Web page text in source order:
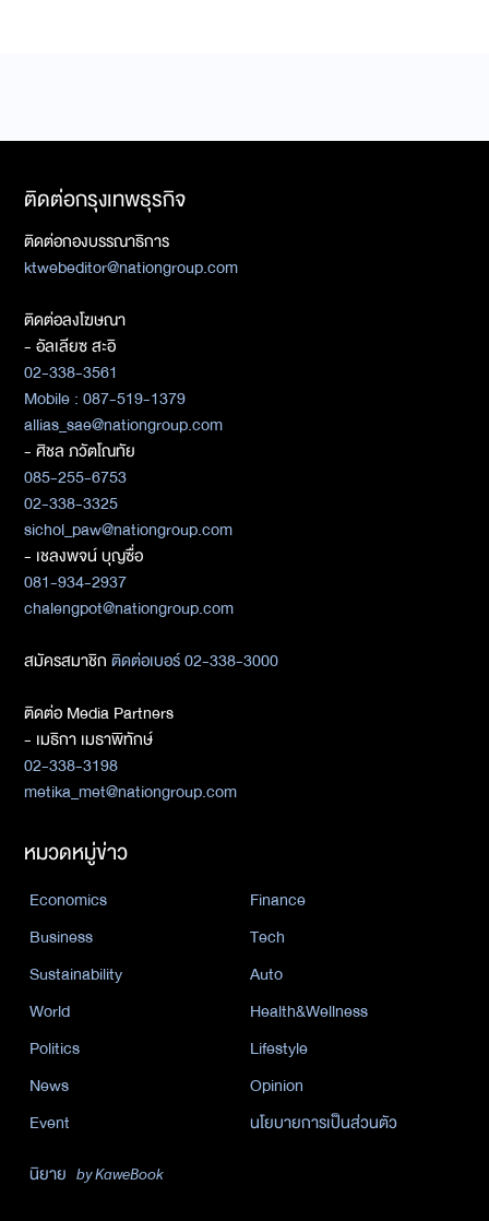
ติดต่อกรุงเทพธุรกิจ
ติดต่อกองบรรณาธิการ
ktwebeditor@nationgroup.com
ติดต่อลงโฆษณา
- อัลเลียซ สะอิ
02-338-3561
Mobile : 087-519-1379
allias_sae@nationgroup.com
- ศิชล ภวัตโณทัย
085-255-6753
02-338-3325
sichol_paw@nationgroup.com
- เชลงพจน์ บุญซื่อ
081-934-2937
chalengpot@nationgroup.com
สมัครสมาชิกติดต่อเบอร์ 02-338-3000
ติดต่อ Media Partners
- เมธิกา เมธาพิทักษ์
02-338-3198
metika_met@nationgroup.com
หมวดหมู่ข่าว
Economics
Finance
Business
Tech
Sustainability
Auto
World
Health&Wellness
Politics
Lifestyle
News
Opinion
Event
นโยบายการเป็นส่วนตัว
นิยาย by KaweBook